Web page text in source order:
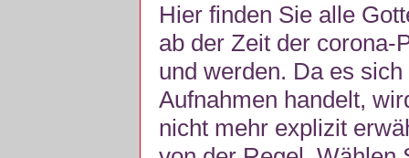
Hier finden Sie alle
ab der Zeit der corona-
und werden. Da es
Aufnahmen handelt,
nicht mehr explizit